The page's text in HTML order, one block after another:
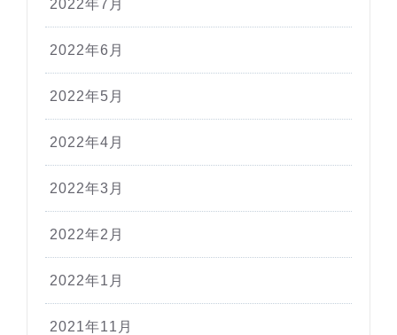
2022年7月
2022年6月
2022年5月
2022年4月
2022年3月
2022年2月
2022年1月
2021年11月